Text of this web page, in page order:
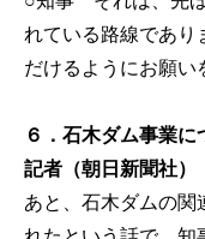
れている路線であり
だけるようにお願
６．石木ダム事業に
記者（朝日新聞社）
あと、石木ダムの関